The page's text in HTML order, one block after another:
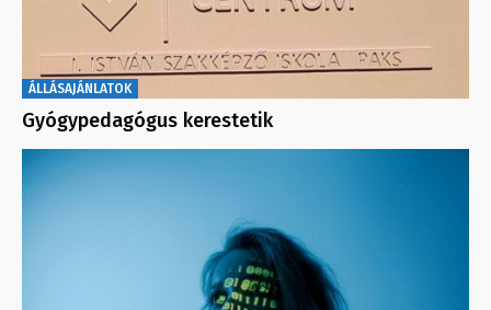
ÁLLÁSAJÁNLATOK
Gyógypedagógus kerestetik